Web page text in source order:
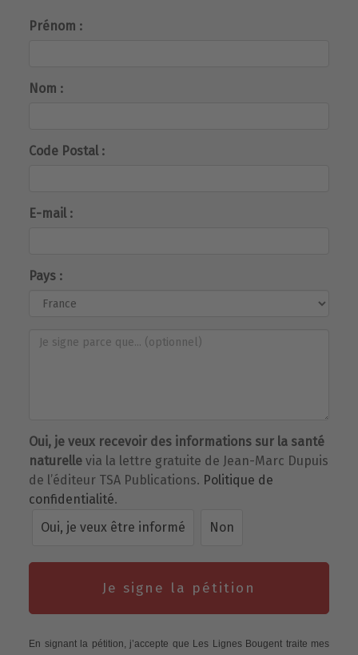
Prénom :
Nom :
Code Postal :
E-mail :
Pays :
Oui, je veux recevoir des informations sur la santé
naturelle via la lettre gratuite de Jean-Marc Dupuis
de l’éditeur TSA Publications. Politique de
confidentialité.
Oui, je veux être informé
Non
Je signe la pétition
En signant la pétition, j’accepte que Les Lignes Bougent traite mes